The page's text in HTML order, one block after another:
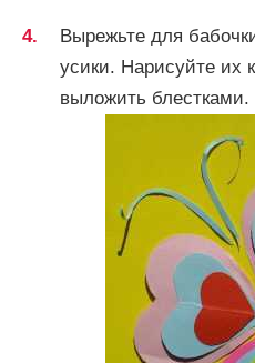
Вырежьте для
усики. Нарисуйте их
выложить блестками.